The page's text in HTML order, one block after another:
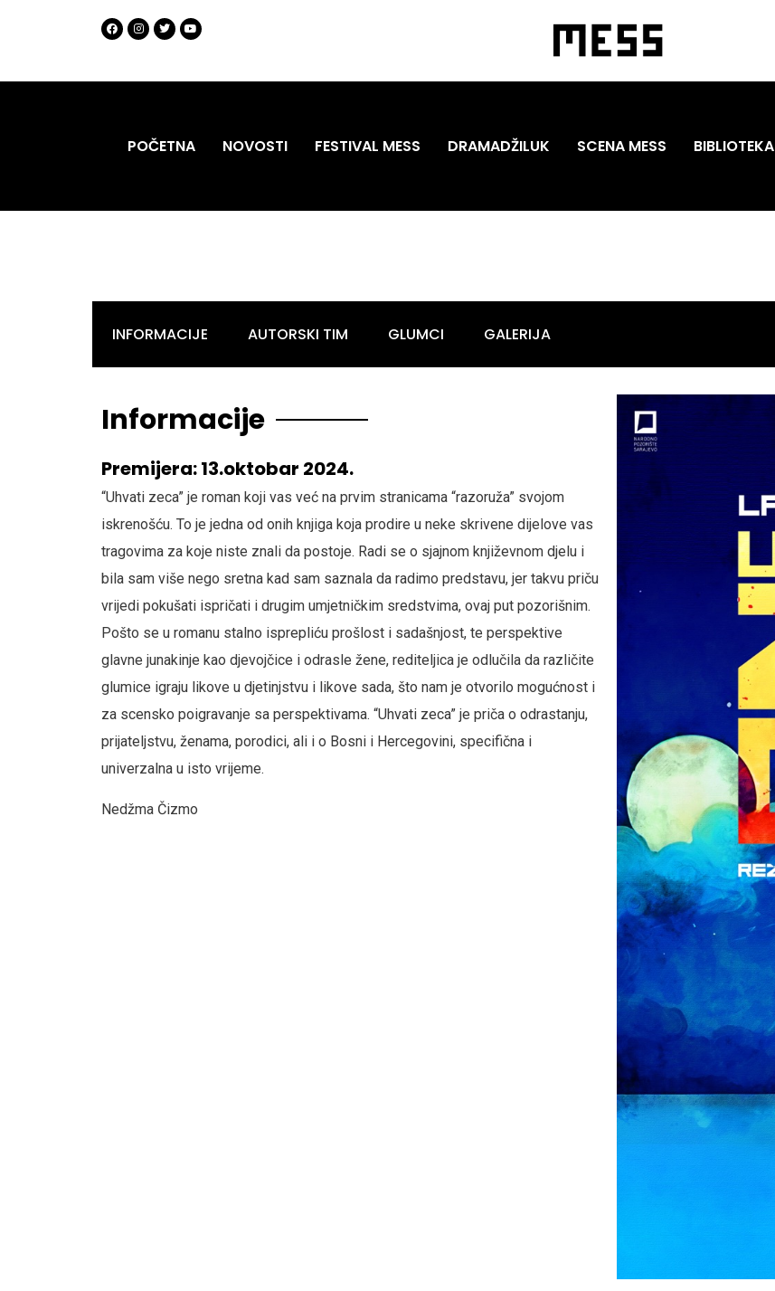
POČETNA NOVOSTI FESTIVAL MESS DRAMADŽILUK SCENA MESS BIBLIOTEKA
INFORMACIJE AUTORSKI TIM GLUMCI GALERIJA
Informacije
Premijera: 13.oktobar 2024.
“Uhvati zeca” je roman koji vas već na prvim stranicama “razoruža” svojom
iskrenošću. To je jedna od onih knjiga koja prodire u neke skrivene dijelove vas
tragovima za koje niste znali da postoje. Radi se o sjajnom književnom djelu i
bila sam više nego sretna kad sam saznala da radimo predstavu, jer takvu priču
vrijedi pokušati ispričati i drugim umjetničkim sredstvima, ovaj put pozorišnim.
Pošto se u romanu stalno isprepliću prošlost i sadašnjost, te perspektive
glavne junakinje kao djevojčice i odrasle žene, rediteljica je odlučila da različite
glumice igraju likove u djetinjstvu i likove sada, što nam je otvorilo mogućnost i
za scensko poigravanje sa perspektivama. “Uhvati zeca” je priča o odrastanju,
prijateljstvu, ženama, porodici, ali i o Bosni i Hercegovini, specifična i
univerzalna u isto vrijeme.
Nedžma Čizmo